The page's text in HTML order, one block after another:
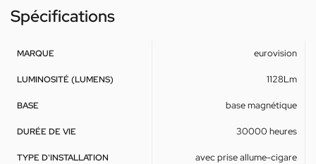
Spécifications
MARQUE eurovision
LUMINOSITÉ (LUMENS) 1128Lm
BASE base magnétique
DURÉE DE VIE 30000 heures
TYPE D'INSTALLATION avec prise allume-cigare